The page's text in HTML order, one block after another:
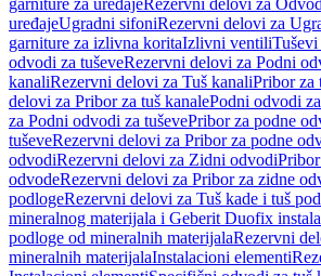
garniture za uređajeRezervni delovi za
uređajeUgradni sifoniRezervni delovi za
garniture za izlivna koritaIzlivni ventili
odvodi za tuševeRezervni delovi za Podni
kanaliRezervni delovi za Tuš kanaliPribor za
delovi za Pribor za tuš kanalePodni odvodi
za Podni odvodi za tuševePribor za podne
tuševeRezervni delovi za Pribor za podne
odvodiRezervni delovi za Zidni odvodi
odvodeRezervni delovi za Pribor za zidne
podlogeRezervni delovi za Tuš kade i tuš
mineralnog materijala i Geberit Duofix
podloge od mineralnih materijalaRezervni
mineralnih materijalaInstalacioni elementi